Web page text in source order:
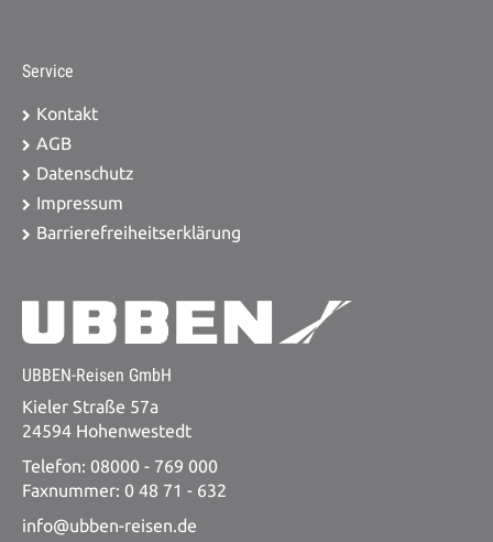
Service
Kontakt
AGB
Datenschutz
Impressum
Barrierefreiheitserklärung
UBBEN-Reisen GmbH
Kieler Straße 57a
24594 Hohenwestedt
Telefon: 08000 - 769 000
Faxnummer: 0 48 71 - 632
info@ubben-reisen.de